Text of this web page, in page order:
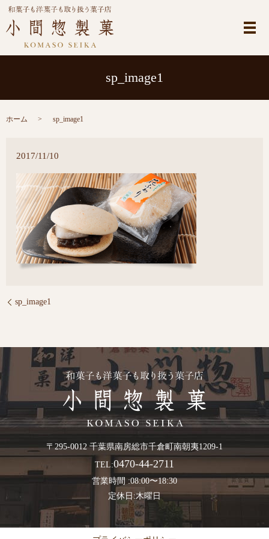
メ
sp_image1
ホーム sp_image1
2017/11/10
sp_image1
〒295-0012 千葉県南房総市千倉町南朝夷1209-1
TEL:0470-44-2711
営業時間 :08:00〜18:30
定休日:木曜日